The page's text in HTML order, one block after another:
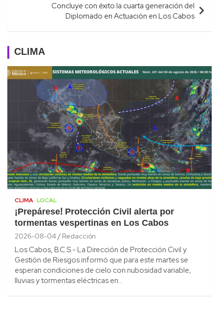
Concluye con éxito la cuarta generación del
Diplomado en Actuación en Los Cabos
CLIMA
CLIMA LOCAL
¡Prepárese! Protección Civil alerta por
tormentas vespertinas en Los Cabos
2026-08-04 Redacción
Los Cabos, B.C.S.- La Dirección de Protección Civil y
Gestión de Riesgos informó que para este martes se
esperan condiciones de cielo con nubosidad variable,
lluvias y tormentas eléctricas en…